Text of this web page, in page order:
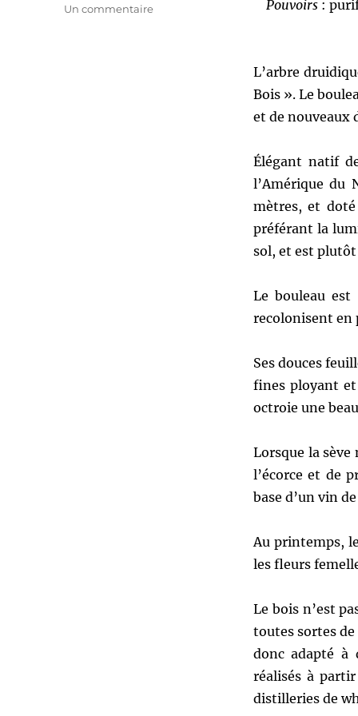
Pouvoirs:
L’arbre
Bois ». Le
et de nouveaux
Élégant natif
l’Amérique du
mètres, et
préférant la
sol, et est
Le bouleau
recolonisent en
Ses douces
fines ployant et
octroie une
Lorsque la
l’écorce et de
base d’un vin
Au printemps,
les fleurs
Le bois n’est
toutes sortes
donc adapté à
réalisés à
distilleries de
Un commentairesur